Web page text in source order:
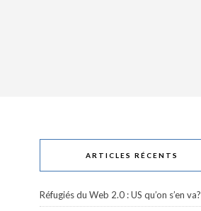
ARTICLES RÉCENTS
Réfugiés du Web 2.0 : US qu’on s’en va?